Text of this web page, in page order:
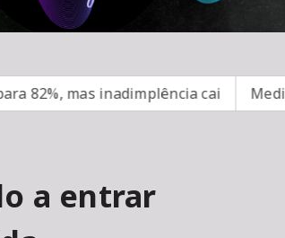
inadimplência cai Medicamento
a entrar